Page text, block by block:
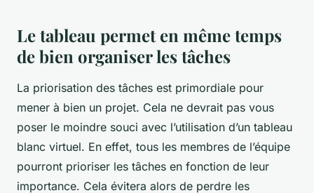
Le tableau permet en même temps
de bien organiser les tâches
La priorisation des tâches est primordiale pour
mener à bien un projet. Cela ne devrait pas vous
poser le moindre souci avec l’utilisation d’un tableau
blanc virtuel. En effet, tous les membres de l’équipe
pourront prioriser les tâches en fonction de leur
importance. Cela évitera alors de perdre les